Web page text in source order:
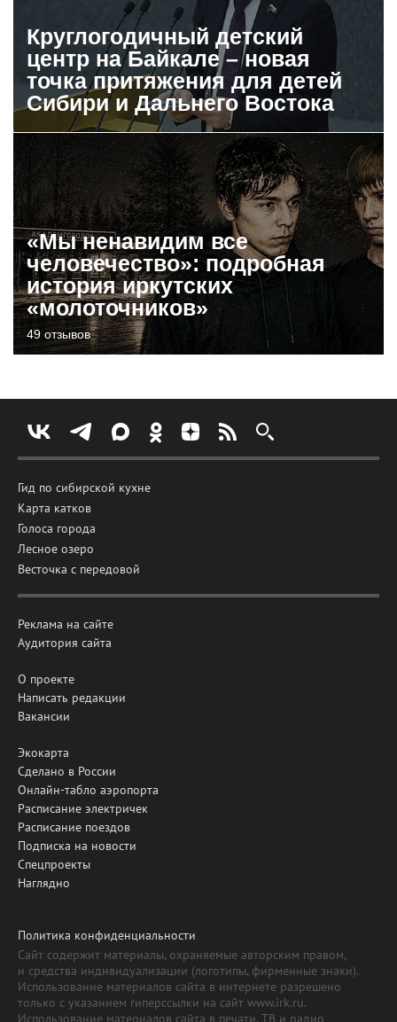
Круглогодичный детский
центр на Байкале – новая
точка притяжения для детей
Сибири и Дальнего Востока
«Мы ненавидим все
человечество»: подробная
история иркутских
«молоточников»
49 отзывов
Гид по сибирской кухне
Карта катков
Голоса города
Лесное озеро
Весточка с передовой
Реклама на сайте
Аудитория сайта
О проекте
Написать редакции
Вакансии
Экокарта
Сделано в России
Онлайн-табло аэропорта
Расписание электричек
Расписание поездов
Подписка на новости
Спецпроекты
Наглядно
Политика конфиденциальности
Сайт содержит материалы, охраняемые авторским правом,
и средства индивидуализации (логотипы, фирменные знаки).
Использование материалов сайта в интернете разрешено
только с указанием гиперссылки на сайт www.irk.ru.
Использование материалов сайта в печати, ТВ и радио